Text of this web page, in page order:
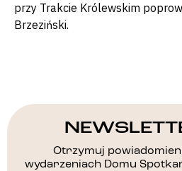
przy Trakcie Królewskim
Brzeziński.
Otrzymuj
wydarzeniach Domu